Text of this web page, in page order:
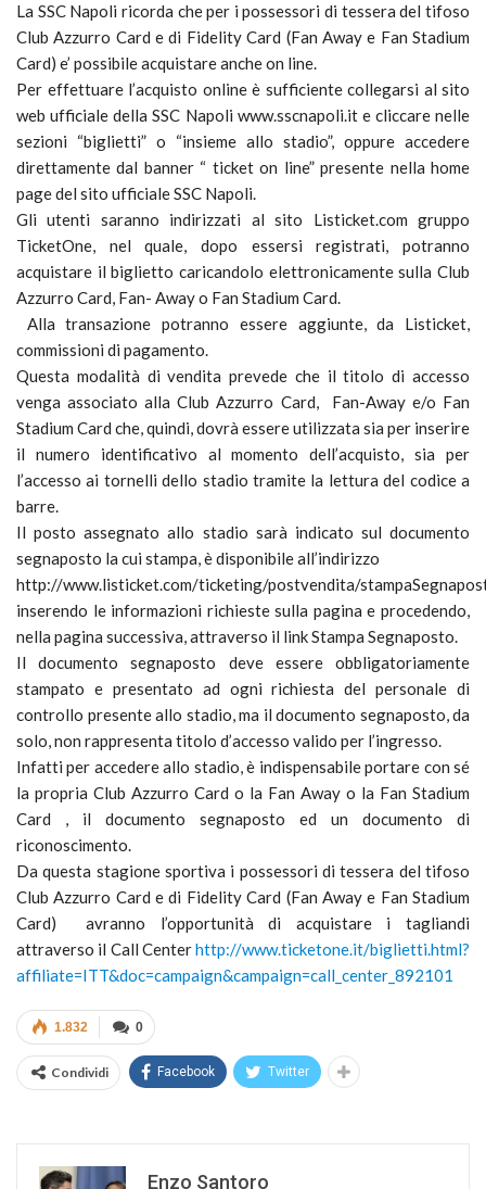
La SSC Napoli ricorda che per i possessori di tessera del tifoso
Club Azzurro Card e di Fidelity Card (Fan Away e Fan Stadium
Card) e’ possibile acquistare anche on line.
Per effettuare l’acquisto online è sufficiente collegarsi al sito
web ufficiale della SSC Napoli www.sscnapoli.it e cliccare nelle
sezioni “biglietti” o “insieme allo stadio”, oppure accedere
direttamente dal banner “ ticket on line” presente nella home
page del sito ufficiale SSC Napoli.
Gli utenti saranno indirizzati al sito Listicket.com gruppo
TicketOne, nel quale, dopo essersi registrati, potranno
acquistare il biglietto caricandolo elettronicamente sulla Club
Azzurro Card, Fan- Away o Fan Stadium Card.
Alla transazione potranno essere aggiunte, da Listicket,
commissioni di pagamento.
Questa modalità di vendita prevede che il titolo di accesso
venga associato alla Club Azzurro Card, Fan-Away e/o Fan
Stadium Card che, quindi, dovrà essere utilizzata sia per inserire
il numero identificativo al momento dell’acquisto, sia per
l’accesso ai tornelli dello stadio tramite la lettura del codice a
barre.
Il posto assegnato allo stadio sarà indicato sul documento
segnaposto la cui stampa, è disponibile all’indirizzo
http://www.listicket.com/ticketing/postvendita/
inserendo le informazioni richieste sulla pagina e procedendo,
nella pagina successiva, attraverso il link Stampa Segnaposto.
Il documento segnaposto deve essere obbligatoriamente
stampato e presentato ad ogni richiesta del personale di
controllo presente allo stadio, ma il documento segnaposto, da
solo, non rappresenta titolo d’accesso valido per l’ingresso.
Infatti per accedere allo stadio, è indispensabile portare con sé
la propria Club Azzurro Card o la Fan Away o la Fan Stadium
Card , il documento segnaposto ed un documento di
riconoscimento.
Da questa stagione sportiva i possessori di tessera del tifoso
Club Azzurro Card e di Fidelity Card (Fan Away e Fan Stadium
Card) avranno l’opportunità di acquistare i tagliandi
attraverso il Call Centerhttp://www.ticketone.it/biglietti.html?
affiliate=ITT&doc=campaign&campaign=call_center_892101
0
1.832
Condividi Facebook Twitter
Enzo Santoro